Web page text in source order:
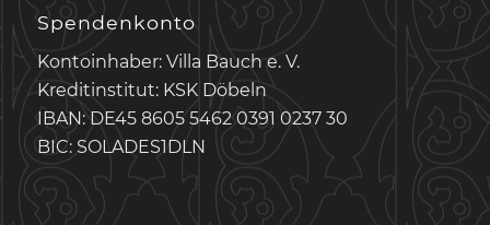
Spendenkonto
Kontoinhaber: Villa Bauch e. V.
Kreditinstitut: KSK Döbeln
IBAN: DE45 8605 5462 0391 0237 30
BIC: SOLADES1DLN